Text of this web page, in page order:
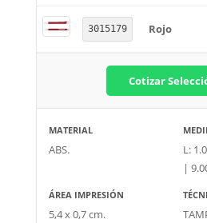
3015179 Rojo
Cotizar
MATERIAL
ABS.
L:
|
ÁREA IMPRESIÓN
5,4 x 0,7 cm.